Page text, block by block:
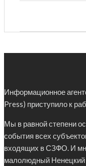
Информационное
Press) приступило к
Мы в равной степени
события всех
входящих в СЗФО. И
малолюдный Ненецкий